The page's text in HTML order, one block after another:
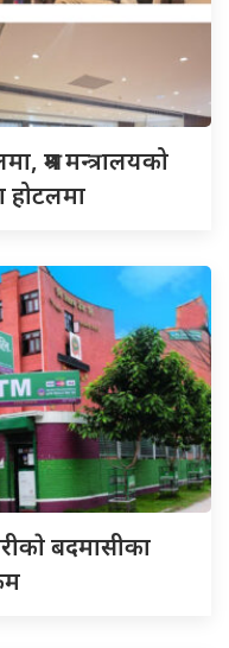
श्रम मन्त्रालयको
होटलमा
बदमासीका